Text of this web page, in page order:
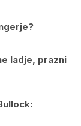
ladje, prazni